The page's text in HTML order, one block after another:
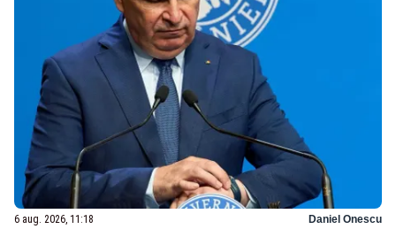
6 aug. 2026, 11:18 Daniel Onescu